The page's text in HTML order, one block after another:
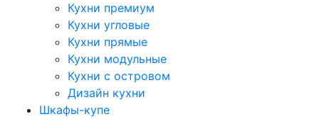
Кухни премиум
Кухни угловые
Кухни прямые
Кухни модульные
Кухни с островом
Дизайн кухни
Шкафы-купе